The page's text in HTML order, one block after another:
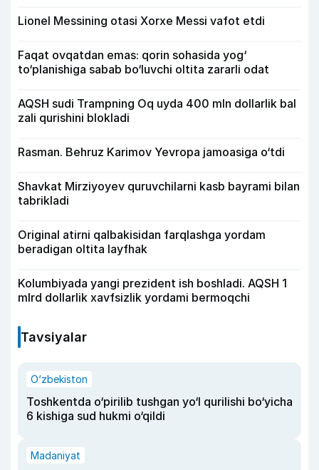
Lionel Messining otasi Xorxe Messi vafot etdi
Faqat ovqatdan emas: qorin sohasida yog‘
to‘planishiga sabab bo‘luvchi oltita zararli odat
AQSH sudi Trampning Oq uyda 400 mln dollarlik bal
zali qurishini blokladi
Rasman. Behruz Karimov Yevropa jamoasiga o‘tdi
Shavkat Mirziyoyev quruvchilarni kasb bayrami bilan
tabrikladi
Original atirni qalbakisidan farqlashga yordam
beradigan oltita layfhak
Kolumbiyada yangi prezident ish boshladi. AQSH 1
mlrd dollarlik xavfsizlik yordami bermoqchi
Tavsiyalar
O‘zbekiston
Toshkentda o‘pirilib tushgan yo‘l qurilishi bo‘yicha
6 kishiga sud hukmi o‘qildi
Madaniyat